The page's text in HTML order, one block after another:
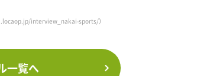
interview_nakai-sports/）
一覧へ